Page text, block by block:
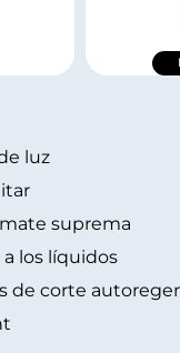
luz
suprema
los líquidos
de corte